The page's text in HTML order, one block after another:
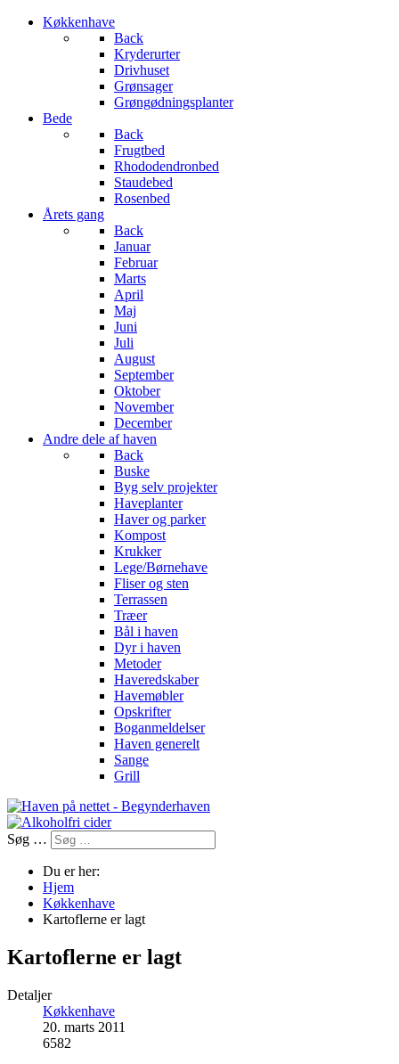
Køkkenhave
Back
Kryderurter
Drivhuset
Grønsager
Grøngødningsplanter
Bede
Back
Frugtbed
Rhododendronbed
Staudebed
Rosenbed
Årets gang
Back
Januar
Februar
Marts
April
Maj
Juni
Juli
August
September
Oktober
November
December
Andre dele af haven
Back
Buske
Byg selv projekter
Haveplanter
Haver og parker
Kompost
Krukker
Lege/Børnehave
Fliser og sten
Terrassen
Træer
Bål i haven
Dyr i haven
Metoder
Haveredskaber
Havemøbler
Opskrifter
Boganmeldelser
Haven generelt
Sange
Grill
Søg …
Du er her:
Hjem
Køkkenhave
Kartoflerne er lagt
Kartoflerne er lagt
Detaljer
Køkkenhave
20. marts 2011
6582